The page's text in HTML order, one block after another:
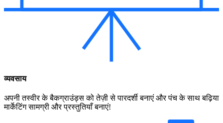
व्यवसाय
अपनी तस्वीर के बैकग्राउंड्स को तेज़ी से पारदर्शी बनाएं और पंच के साथ बढ़िया
मार्केटिंग सामग्री और प्रस्तुतियाँ बनाएं!